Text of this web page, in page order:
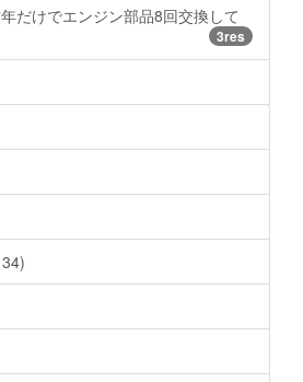
だけでエンジン部品8回交換して
3res